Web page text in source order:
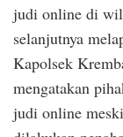
judi online di
selanjutnya
Kapolsek
mengatakan
judi online